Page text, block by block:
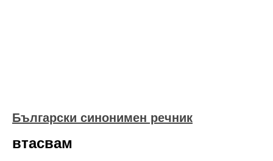
Български синонимен речник
втасвам